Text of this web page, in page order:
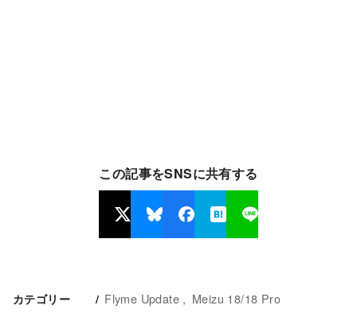
この記事をSNSに共有する
カテゴリー Flyme Update Meizu 18/18 Pro